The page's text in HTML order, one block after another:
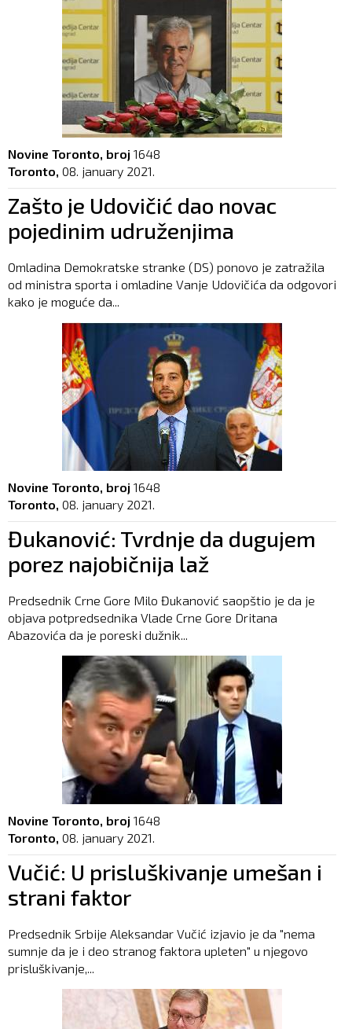
Novine Toronto, broj 1648
Toronto, 08. january 2021.
Zašto je Udovičić dao novac
pojedinim udruženjima
Omladina Demokratske stranke (DS) ponovo je zatražila
od ministra sporta i omladine Vanje Udovičića da odgovori
kako je moguće da...
Novine Toronto, broj 1648
Toronto, 08. january 2021.
Đukanović: Tvrdnje da dugujem
porez najobičnija laž
Predsednik Crne Gore Milo Đukanović saopštio je da je
objava potpredsednika Vlade Crne Gore Dritana
Abazovića da je poreski dužnik...
Novine Toronto, broj 1648
Toronto, 08. january 2021.
Vučić: U prisluškivanje umešan i
strani faktor
Predsednik Srbije Aleksandar Vučić izjavio je da "nema
sumnje da je i deo stranog faktora upleten" u njegovo
prisluškivanje,...